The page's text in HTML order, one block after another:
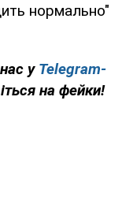
нормально"
у Telegram-
на фейки!